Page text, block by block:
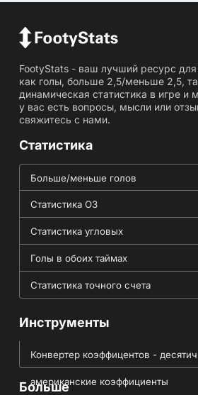
FootyStats - ваш лучший ресурс для
как голы, больше 2,5/меньше 2,5,
динамическая статистика в игре и
у вас есть вопросы, мысли или
свяжитесь с нами.
Статистика
Больше/меньше голов
Статистика ОЗ
Статистика угловых
Голы в обоих таймах
Статистика точного счета
Инструменты
Конвертер коэффицентов -
американские коэффициенты
Больше